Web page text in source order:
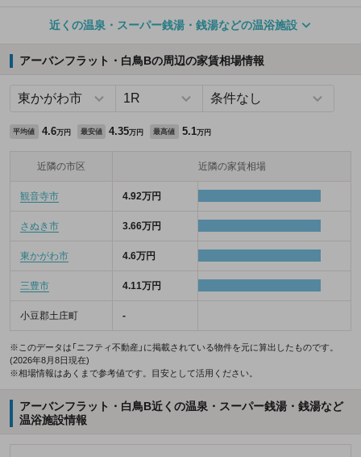
近くの温泉・スーパー銭湯・銭湯などの温浴施設
アーバンフラット・白鳥Bの周辺の家賃相場情報
平均値 4.6万円 最安値 4.35万円 最高値 5.1万円
近隣の市区 近隣の家賃相場
観音寺市 4.92万円
さぬき市 3.66万円
東かがわ市 4.6万円
三豊市 4.11万円
小豆郡土庄町 -
※このデータは「ニフティ不動産」に掲載されている物件を元に算出したものです。
(2026年8月8日現在)
※相場情報はあくまで参考値です。目安として活用ください。
アーバンフラット・白鳥B近くの温泉・スーパー銭湯・銭湯など
温浴施設情報